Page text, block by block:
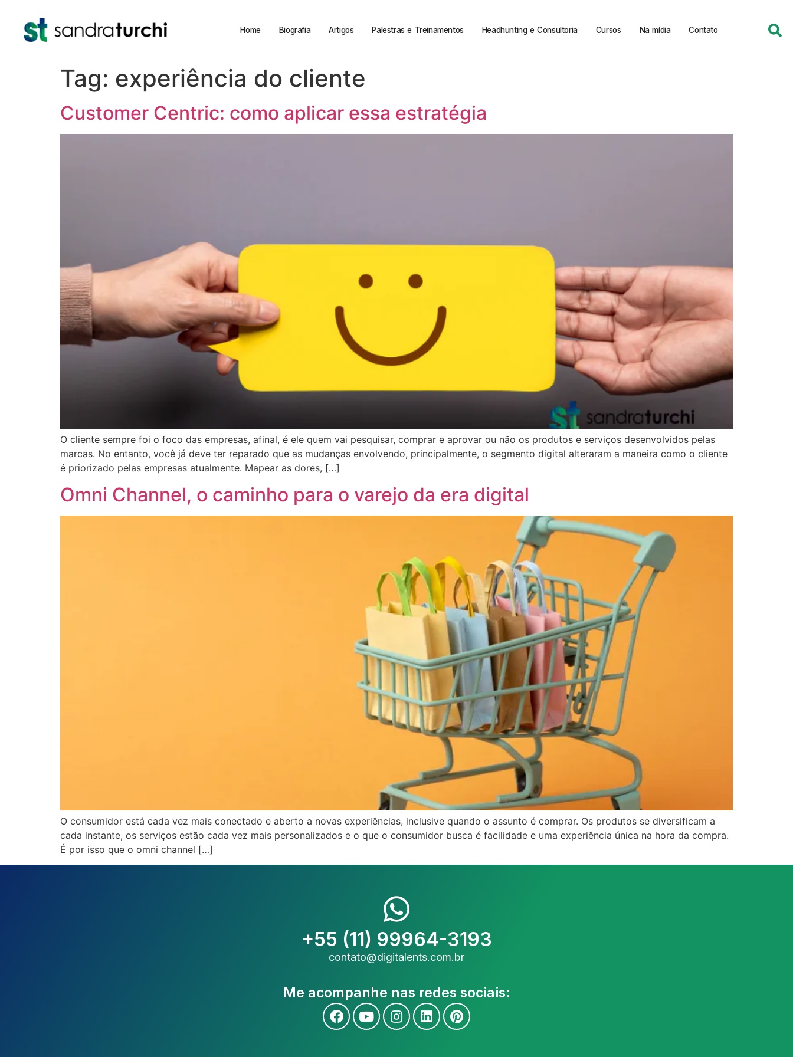
Home Biografia Artigos Palestras e Treinamentos Headhunting e Consultoria Cursos Na mídia Contato
Tag: experiência do cliente
Customer Centric: como aplicar essa estratégia
O cliente sempre foi o foco das empresas, afinal, é ele quem vai pesquisar, comprar e aprovar ou não os produtos e serviços desenvolvidos pelas
marcas. No entanto, você já deve ter reparado que as mudanças envolvendo, principalmente, o segmento digital alteraram a maneira como o cliente
é priorizado pelas empresas atualmente. Mapear as dores, […]
Omni Channel, o caminho para o varejo da era digital
O consumidor está cada vez mais conectado e aberto a novas experiências, inclusive quando o assunto é comprar. Os produtos se diversificam a
cada instante, os serviços estão cada vez mais personalizados e o que o consumidor busca é facilidade e uma experiência única na hora da compra.
É por isso que o omni channel […]
+55 (11) 99964-3193
contato@digitalents.com.br
Me acompanhe nas redes sociais: